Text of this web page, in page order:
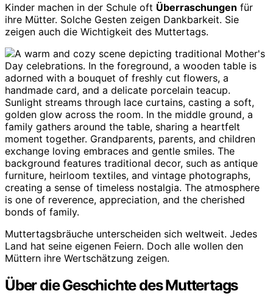
Kinder machen in der Schule oft Überraschungen für
ihre Mütter. Solche Gesten zeigen Dankbarkeit. Sie
zeigen auch die Wichtigkeit des Muttertags.
Muttertagsbräuche unterscheiden sich weltweit. Jedes
Land hat seine eigenen Feiern. Doch alle wollen den
Müttern ihre Wertschätzung zeigen.
Über die Geschichte des Muttertags